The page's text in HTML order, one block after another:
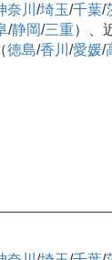
奈川 /埼玉/千葉/
/静岡/三重）、
徳島/香川 /愛媛/